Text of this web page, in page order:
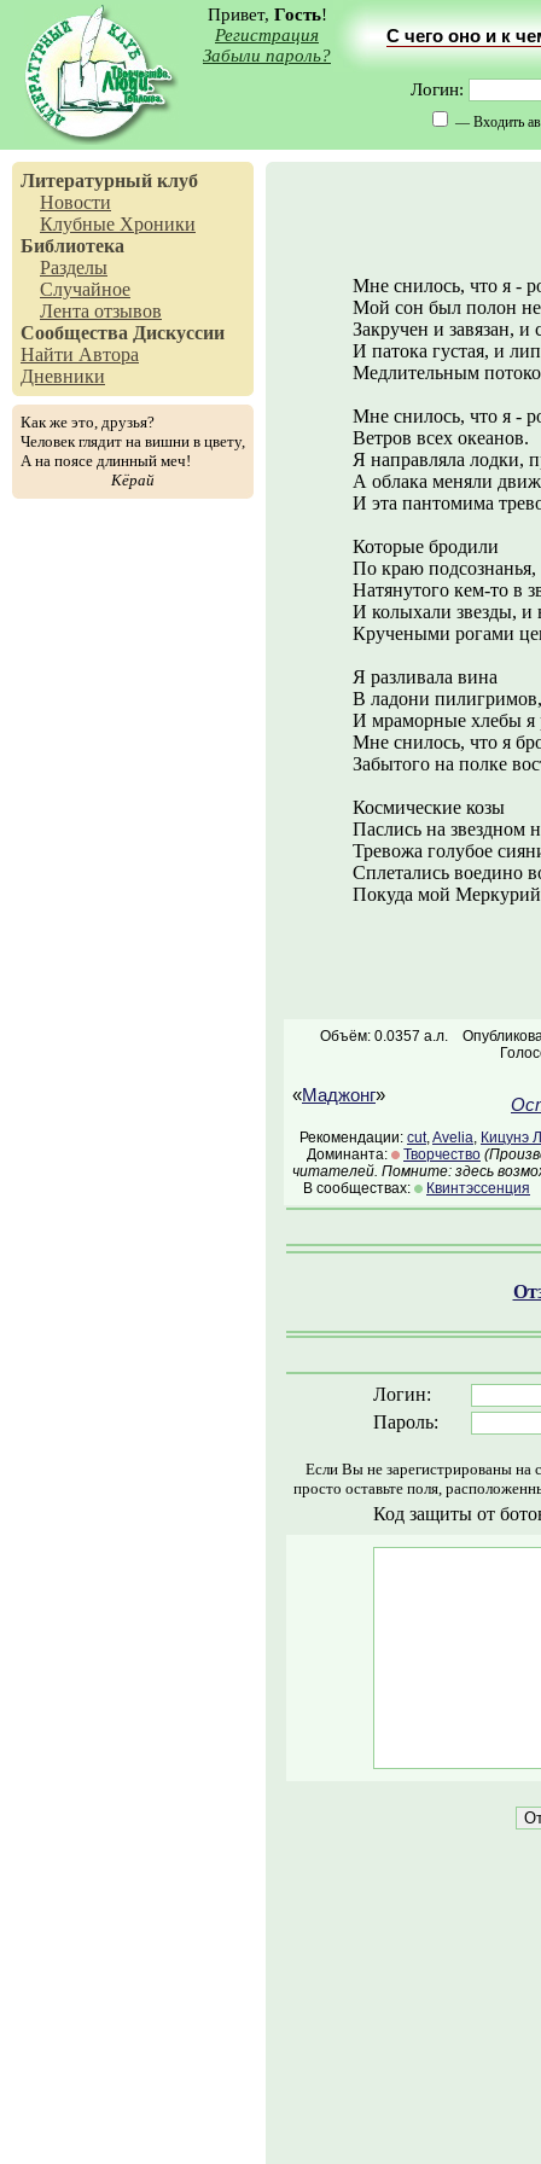
Привет, Гость!
Регистрация
Забыли пароль?
С чего оно и к
Логин:
— Входить
Литературный клуб
Новости
Клубные Хроники
Библиотека
Разделы
Случайное
Лента отзывов
Сообщества Дискуссии
Найти Автора
Дневники
Как же это, друзья?
Человек глядит на вишни в цвету,
А на поясе длинный меч!
Кёрай
Мне снилось, что я -
Мой сон был полон
Закручен и завязан, и
И патока густая, и
Медлительным
Мне снилось, что я -
Ветров всех океанов.
Я направляла лодки,
А облака меняли
И эта пантомима
Которые бродили
По краю подсознанья,
Натянутого кем-то в
И колыхали звезды, и
Кручеными рогами
Я разливала вина
В ладони пилигримов,
И мраморные хлебы я
Мне снилось, что я
Забытого на полке
Космические козы
Паслись на звездном
Тревожа голубое
Сплетались воедино
Покуда мой
Объём: 0.0357 а.л.
«Маджонг»
Рекомендации: cut,Avelia, Кицунэ
Доминанта:
Творчество
читателей. Помните: здесь
В сообществах:
Квинтэссенция
Логин:
Пароль:
Если Вы не зарегистрированы на
просто оставьте поля,
Код защиты от